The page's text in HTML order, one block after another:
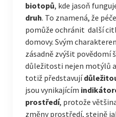
biotopů, kde jasoň
druh. To znamená, že
pomůže ochránit další
domovy. Svým
zásadně zvýšit povědomí
důležitosti nejen motýlů
totiž představují
jsou vynikajícím
prostředí, protože
změny prostředí, stejně